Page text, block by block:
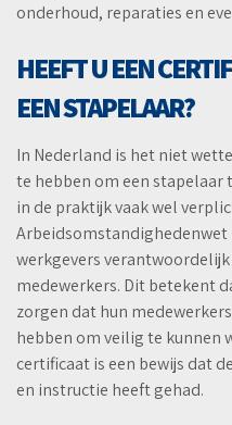
onderhoud, reparaties en
HEEFT U EEN
EEN STAPELAAR?
In Nederland is het niet
te hebben om een stapelaar
in de praktijk vaak wel
werkgevers
medewerkers. Dit betekent
zorgen dat hun
hebben om veilig te kunnen
certificaat is een bewijs dat
en instructie heeft gehad.